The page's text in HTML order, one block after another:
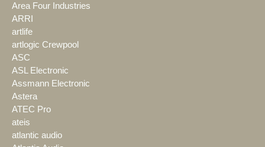
Area Four Industries
ARRI
artlife
artlogic Crewpool
ASC
ASL Electronic
Assmann Electronic
Astera
ATEC Pro
ateis
atlantic audio